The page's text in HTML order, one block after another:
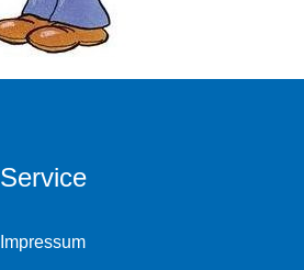
Service
Impressum